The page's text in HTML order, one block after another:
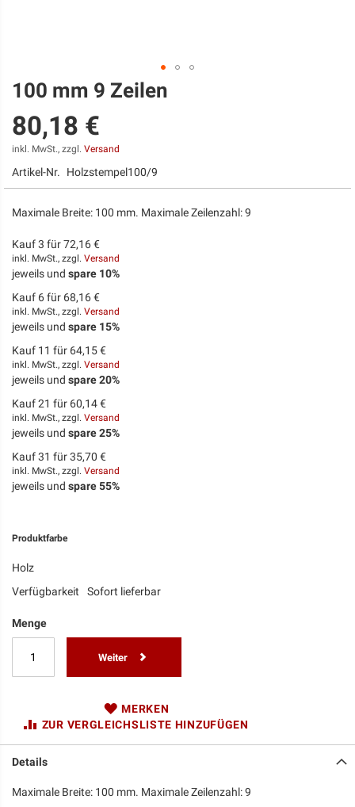
Zum
Anfang
der
Bildgalerie
springen
100 mm 9 Zeilen
80,18 €
inkl. MwSt., zzgl. Versand
Artikel-Nr. Holzstempel100/9
Maximale Breite: 100 mm. Maximale Zeilenzahl: 9
Kauf 3 für72,16 €
inkl. MwSt., zzgl. Versand
jeweils und spare 10%
Kauf 6 für 68,16 €
inkl. MwSt., zzgl. Versand
jeweils und spare 15%
Kauf 11 für 64,15 €
inkl. MwSt., zzgl. Versand
jeweils und spare20%
Kauf 21 für 60,14 €
inkl. MwSt., zzgl. Versand
jeweils und spare25%
Kauf 31 für35,70 €
inkl. MwSt., zzgl. Versand
jeweils und spare55%
Produktfarbe
Holz
Verfügbarkeit
Sofort lieferbar
Menge
Weiter
MERKEN
ZUR VERGLEICHSLISTE HINZUFÜGEN
Details
Maximale Breite: 100 mm. Maximale Zeilenzahl: 9